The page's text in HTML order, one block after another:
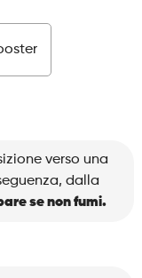
verso una
dalla
se non fumi.